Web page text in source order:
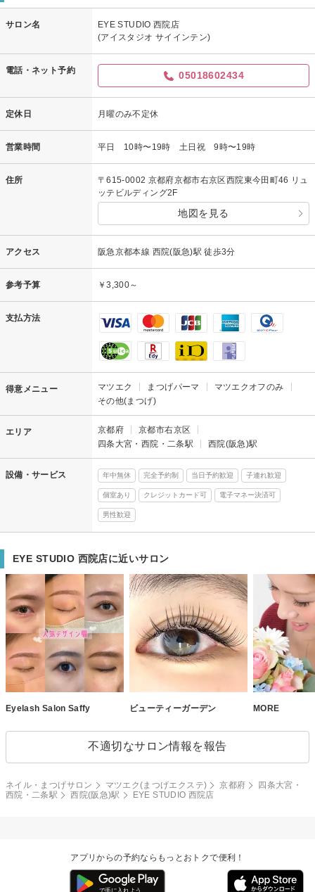
サロン名
EYE STUDIO 西院店
(アイスタジオ サイインテン)
電話・ネット予約 05018602434
定休日 月曜のみ不定休
営業時間 平日 10時〜19時 土日祝 9時〜19時
住所
〒615-0002 京都府京都市右京区西院東今田町46 リュ
ッテビルディング2F
地図を見る
アクセス 阪急京都本線 西院(阪急)駅 徒歩3分
参考予算 ￥3,300～
支払方法
得意メニュー マツエク まつげパーマ
マツエクオフのみ
その他(まつげ)
エリア 京都府
京都市右京区
四条大宮・西院・二条駅
西院(阪急)駅
設備・サービス 年中無休 完全予約制 当日予約歓迎 子連れ歓迎
個室あり クレジットカード可 電子マネー決済可
男性歓迎
EYE STUDIO 西院店に近いサロン
Eyelash Salon Saffy ビューティーガーデン MORE
不適切なサロン情報を報告
ネイル・まつげサロン マツエク(まつげエクステ) 京都府
四条大宮・
西院・二条駅
西院(阪急)駅 EYE STUDIO 西院店
アプリからの予約ならもっとおトクで便利！